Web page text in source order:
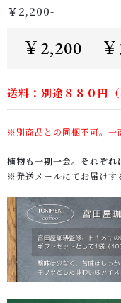
￥2,200-
￥2,200 – ￥
送料：別途８８０円
※別商品との同梱不可。一
植物も一期一会。それぞれ
※発送メールにてお届けす